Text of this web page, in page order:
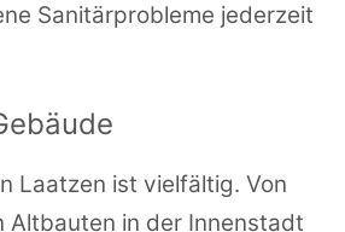
Sanitärprobleme jederzeit
Laatzen ist vielfältig. Von
Altbauten in der Innenstadt